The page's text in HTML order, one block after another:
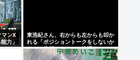
）、完全勝利www
互RSS
マンX
力」
東浩紀さん、右からも左からも叩か
れる「ポジショントークをしないか
らこそ信頼できる」と擁護される
www